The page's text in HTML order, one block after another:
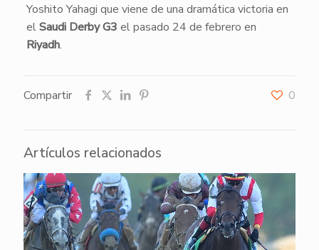
Yoshito Yahagi que viene de una dramática victoria en
elSaudi Derby G3 el pasado 24 de febrero en
Riyadh.
Compartir 0
Artículos relacionados